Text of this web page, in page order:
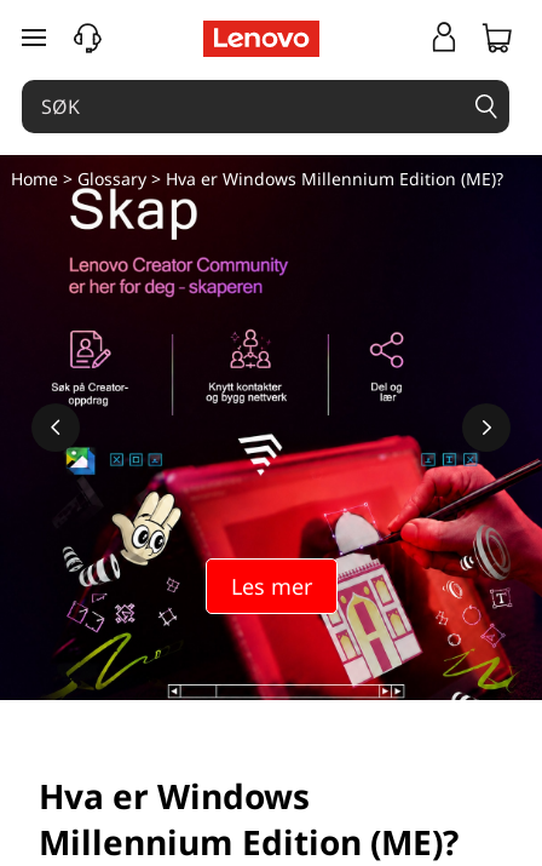
H
a
e
i
gå til hovedinnhold
Les mer
Home> Glossary> Hva er Windows Millennium Edition (ME)?
Hva er Windows
Millennium Edition (ME)?